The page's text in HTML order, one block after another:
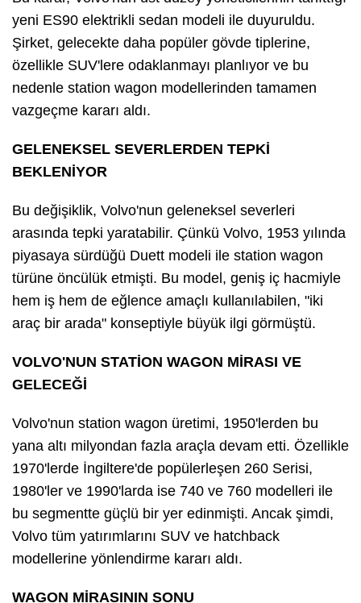
yeni ES90 elektrikli sedan modeli ile duyuruldu.
Şirket, gelecekte daha popüler gövde tiplerine,
özellikle SUV'lere odaklanmayı planlıyor ve bu
nedenle station wagon modellerinden tamamen
vazgeçme kararı aldı.
GELENEKSEL SEVERLERDEN TEPKİ
BEKLENİYOR
Bu değişiklik, Volvo'nun geleneksel severleri
arasında tepki yaratabilir. Çünkü Volvo, 1953 yılında
piyasaya sürdüğü Duett modeli ile station wagon
türüne öncülük etmişti. Bu model, geniş iç hacmiyle
hem iş hem de eğlence amaçlı kullanılabilen, "iki
araç bir arada" konseptiyle büyük ilgi görmüştü.
VOLVO'NUN STATİON WAGON MİRASI VE
GELECEĞİ
Volvo'nun station wagon üretimi, 1950'lerden bu
yana altı milyondan fazla araçla devam etti. Özellikle
1970'lerde İngiltere'de popülerleşen 260 Serisi,
1980'ler ve 1990'larda ise 740 ve 760 modelleri ile
bu segmentte güçlü bir yer edinmişti. Ancak şimdi,
Volvo tüm yatırımlarını SUV ve hatchback
modellerine yönlendirme kararı aldı.
WAGON MİRASININ SONU